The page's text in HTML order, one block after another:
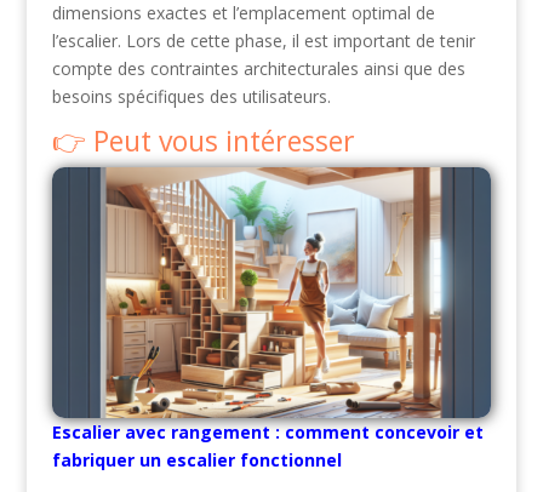
dimensions exactes et l’emplacement optimal de
l’escalier. Lors de cette phase, il est important de tenir
compte des contraintes architecturales ainsi que des
besoins spécifiques des utilisateurs.
Peut vous intéresser
Escalier avec rangement : comment concevoir et
fabriquer un escalier fonctionnel